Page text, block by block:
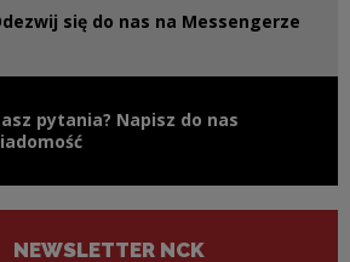
się do nas na Messengerze
zostanie otwarty w nowym oknie
pytania? Napisz do nas
NEWSLETTER NCK